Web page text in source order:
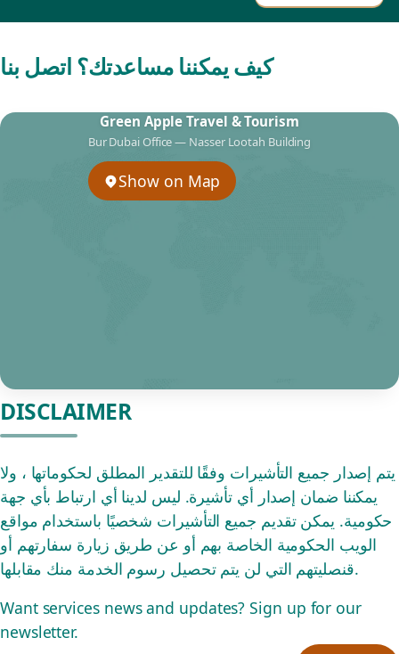
كيف يمكننا مساعدتك؟ اتصل بنا
Green Apple Travel & Tourism
Bur Dubai Office — Nasser Lootah Building
Show on Map
DISCLAIMER
يتم إصدار جميع التأشيرات وفقًا للتقدير المطلق لحكوماتها ، ولا
يمكننا ضمان إصدار أي تأشيرة. ليس لدينا أي ارتباط بأي جهة
حكومية. يمكن تقديم جميع التأشيرات شخصيًا باستخدام مواقع
الويب الحكومية الخاصة بهم أو عن طريق زيارة سفارتهم أو
قنصليتهم التي لن يتم تحصيل رسوم الخدمة منك مقابلها.
Want services news and updates? Sign up for our
newsletter.